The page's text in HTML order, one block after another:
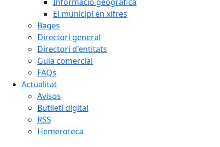
El municipi en xifres
Bages
Directori general
Directori d'entitats
Guia comercial
FAQs
Actualitat
Avisos
Butlletí digital
RSS
Hemeroteca